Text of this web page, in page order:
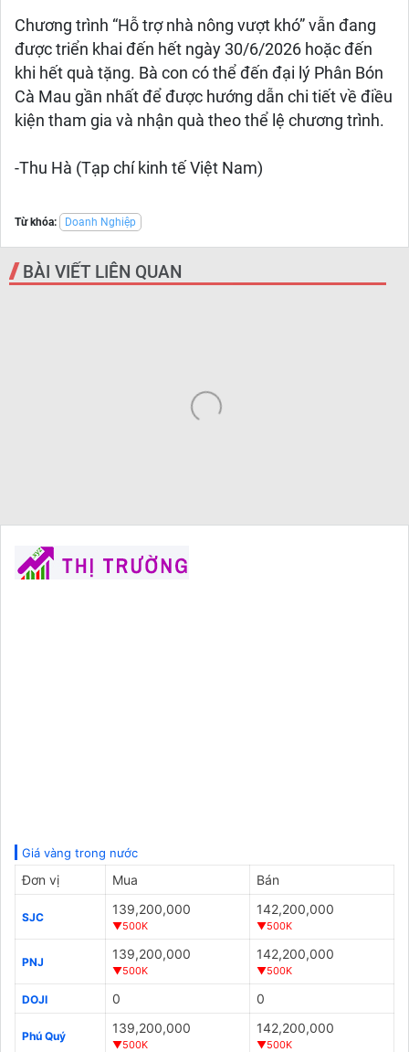
Chương trình “Hỗ trợ nhà nông vượt khó” vẫn đang
được triển khai đến hết ngày 30/6/2026 hoặc đến
khi hết quà tặng. Bà con có thể đến đại lý Phân Bón
Cà Mau gần nhất để được hướng dẫn chi tiết về điều
kiện tham gia và nhận quà theo thể lệ chương trình.
-Thu Hà (Tạp chí kinh tế Việt Nam)
Từ khóa: Doanh Nghiệp
BÀI VIẾT LIÊN QUAN
Giá vàng trong nước
Đơn vị Mua Bán
SJC
139,200,000
▼500K
142,200,000
▼500K
PNJ
139,200,000
▼500K
142,200,000
▼500K
DOJI 0 0
Phú Quý
139,200,000
▼500K
142,200,000
▼500K